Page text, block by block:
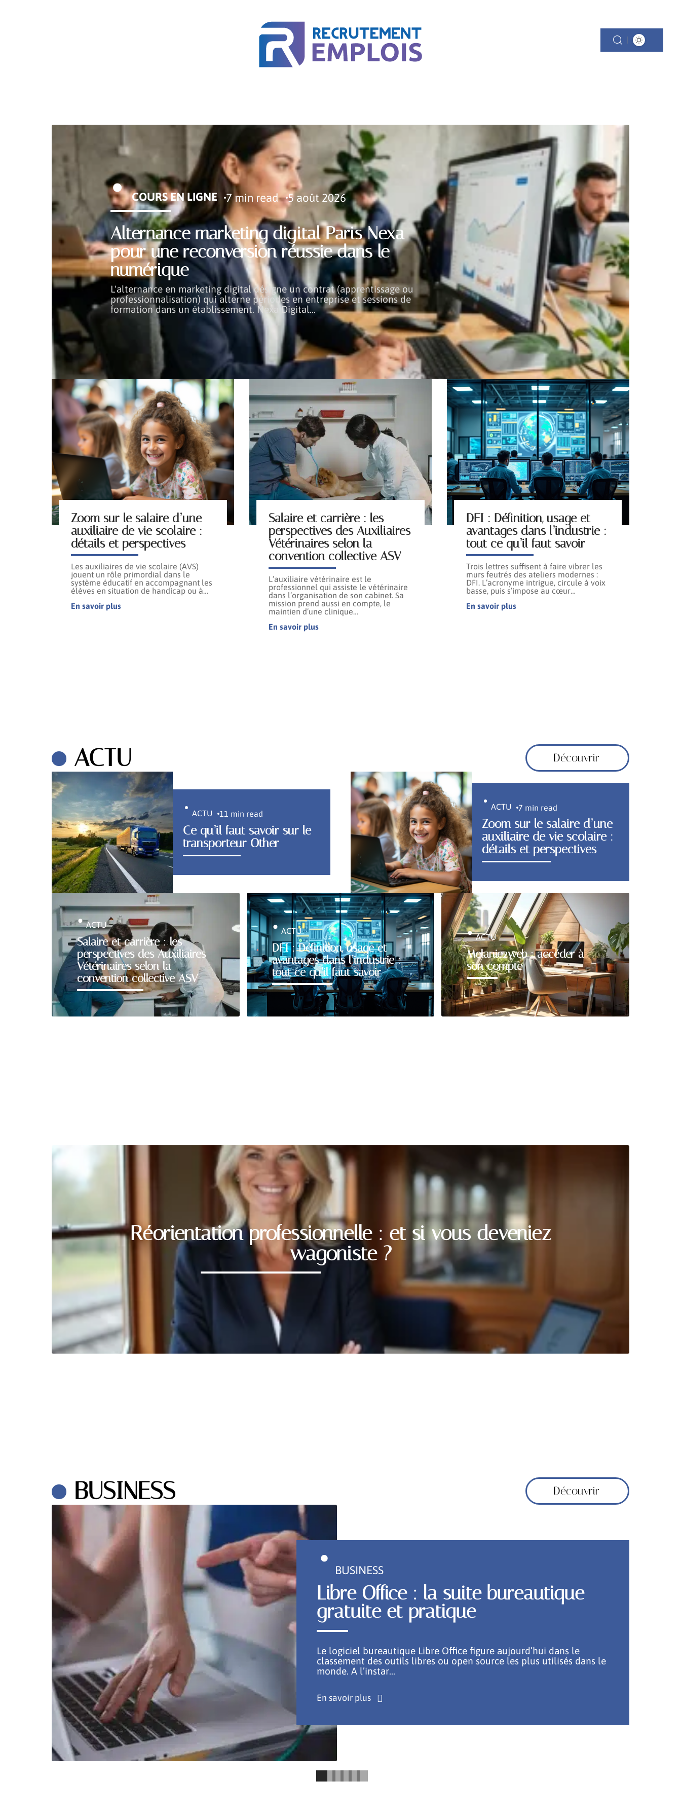
Alternance marketing digital Paris Nexa
pour une reconversion réussie dans le
numérique
L'alternance en marketing digital désigne un contrat (apprentissage ou
professionnalisation) qui alterne périodes en entreprise et sessions de
formation dans un établissement. Nexa Digital…
COURS EN LIGNE 7 min read 5 août 2026
Zoom sur le salaire d’une
auxiliaire de vie scolaire :
détails et perspectives
Les auxiliaires de vie scolaire (AVS)
jouent un rôle primordial dans le
système éducatif en accompagnant les
élèves en situation de handicap ou à
En savoir plus
Salaire et carrière : les
perspectives des Auxiliaires
Vétérinaires selon la
convention collective ASV
L’auxiliaire vétérinaire est le
professionnel qui assiste le vétérinaire
dans l’organisation de son cabinet. Sa
mission prend aussi en compte, le
maintien d’une clinique
En savoir plus
DFI : Définition, usage et
avantages dans l’industrie :
tout ce qu’il faut savoir
Trois lettres suffisent à faire vibrer les
murs feutrés des ateliers modernes :
DFI. L’acronyme intrigue, circule à voix
basse, puis s’impose au cœur
En savoir plus
ACTU Découvrir
ACTU 11 min read
Ce qu’il faut savoir sur le
transporteur Other
ACTU 7 min read
Zoom sur le salaire d’une
auxiliaire de vie scolaire :
détails et perspectives
Salaire et carrière : les
perspectives des Auxiliaires
Vétérinaires selon la
convention collective ASV
ACTU
DFI : Définition, usage et
avantages dans l’industrie :
tout ce qu’il faut savoir
ACTU
Melanie2web : accéder à
son compte
ACTU
Réorientation professionnelle : et si vous deveniez
wagoniste ?
BUSINESS Découvrir
BUSINESS
Libre Office : la suite bureautique
gratuite et pratique
Le logiciel bureautique Libre Office figure aujourd’hui dans le
classement des outils libres ou open source les plus utilisés dans le
monde. A l’instar…
En savoir plus